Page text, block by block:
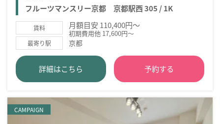
フルーツマンスリー京都 京都駅西 305 / 1K
賃料 月額目安 110,400円～
初期費用他 17,600円～
最寄り駅 京都
詳細はこちら 予約する
CAMPAIGN